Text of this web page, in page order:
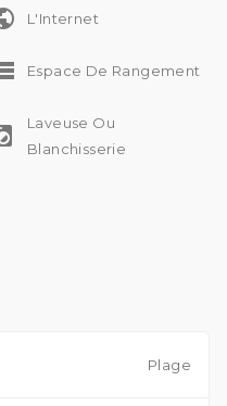
L'Internet
Espace De Rangement
Laveuse Ou
Blanchisserie
Plage